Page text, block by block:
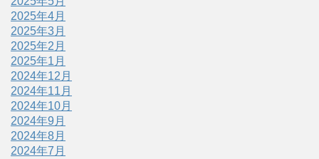
2025年4月
2025年3月
2025年2月
2025年1月
2024年12月
2024年11月
2024年10月
2024年9月
2024年8月
2024年7月